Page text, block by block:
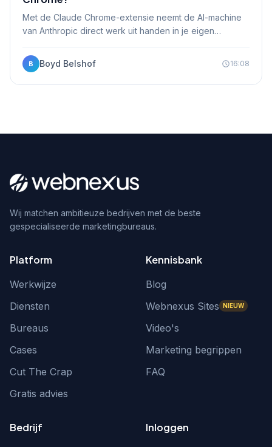
Met de Claude Chrome-extensie neemt de AI-machine
van Anthropic direct werk uit handen in je eigen
B Boyd Belshof 16:08
Wij matchen ambitieuze bedrijven met de beste
gespecialiseerde marketingbureaus.
Platform
Werkwijze
Diensten
Bureaus
Cases
Cut The Crap
Gratis advies
Kennisbank
Blog
Webnexus Sites NIEUW
Video's
Marketing begrippen
FAQ
Bedrijf Inloggen